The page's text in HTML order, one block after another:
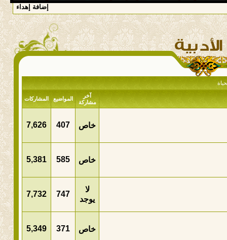
إضافة إهداء
آخر
مشاركة
المواضيع المشاركات
خاص 407
7,626
خاص 585
5,381
لا
يوجد
747
7,732
خاص 371
5,349